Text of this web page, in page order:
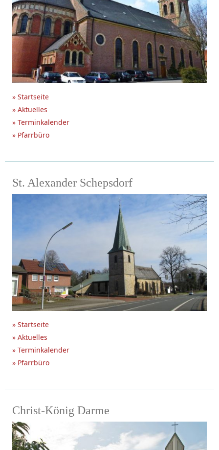
» Startseite
» Aktuelles
» Terminkalender
» Pfarrbüro
St. Alexander Schepsdorf
» Startseite
» Aktuelles
» Terminkalender
» Pfarrbüro
Christ-König Darme